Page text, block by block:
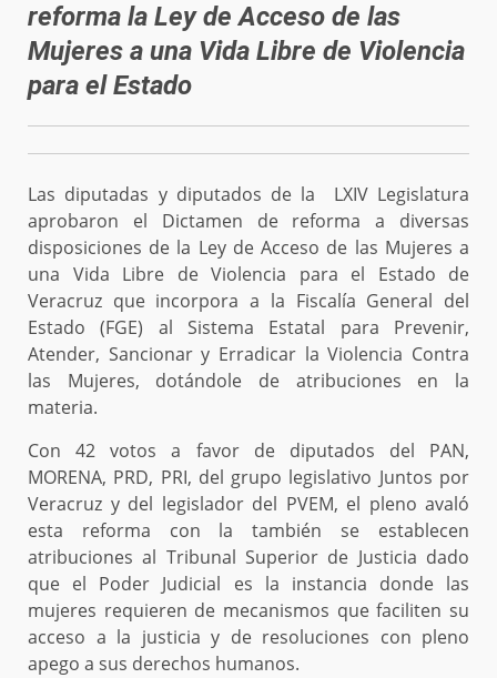
reforma la Ley de Acceso de las
Mujeres a una Vida Libre de Violencia
para el Estado
Las diputadas y diputados de la LXIV Legislatura
aprobaron el Dictamen de reforma a diversas
disposiciones de la Ley de Acceso de las Mujeres a
una Vida Libre de Violencia para el Estado de
Veracruz que incorpora a la Fiscalía General del
Estado (FGE) al Sistema Estatal para Prevenir,
Atender, Sancionar y Erradicar la Violencia Contra
las Mujeres, dotándole de atribuciones en la
materia.
Con 42 votos a favor de diputados del PAN,
MORENA, PRD, PRI, del grupo legislativo Juntos por
Veracruz y del legislador del PVEM, el pleno avaló
esta reforma con la también se establecen
atribuciones al Tribunal Superior de Justicia dado
que el Poder Judicial es la instancia donde las
mujeres requieren de mecanismos que faciliten su
acceso a la justicia y de resoluciones con pleno
apego a sus derechos humanos.